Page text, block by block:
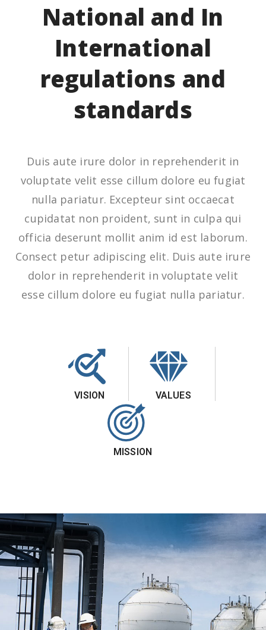
National and In
International
regulations and
standards
Duis aute irure dolor in reprehenderit in
voluptate velit esse cillum dolore eu fugiat
nulla pariatur. Excepteur sint occaecat
cupidatat non proident, sunt in culpa qui
officia deserunt mollit anim id est laborum.
Consect petur adipiscing elit. Duis aute irure
dolor in reprehenderit in voluptate velit
esse cillum dolore eu fugiat nulla pariatur.
VISION VALUES
MISSION